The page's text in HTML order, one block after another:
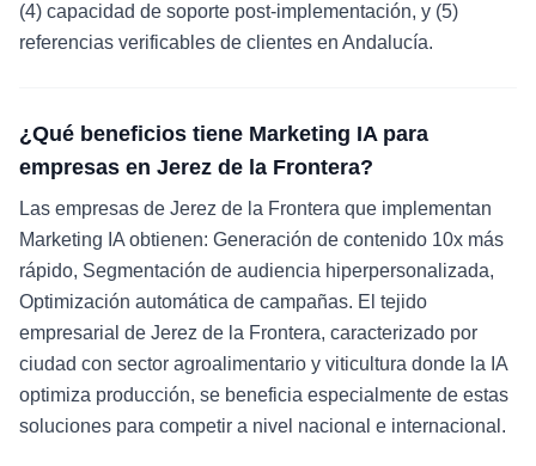
(4) capacidad de soporte post-implementación, y (5)
referencias verificables de clientes en Andalucía.
¿Qué beneficios tiene Marketing IA para
empresas en Jerez de la Frontera?
Las empresas de Jerez de la Frontera que implementan
Marketing IA obtienen: Generación de contenido 10x más
rápido, Segmentación de audiencia hiperpersonalizada,
Optimización automática de campañas. El tejido
empresarial de Jerez de la Frontera, caracterizado por
ciudad con sector agroalimentario y viticultura donde la IA
optimiza producción, se beneficia especialmente de estas
soluciones para competir a nivel nacional e internacional.